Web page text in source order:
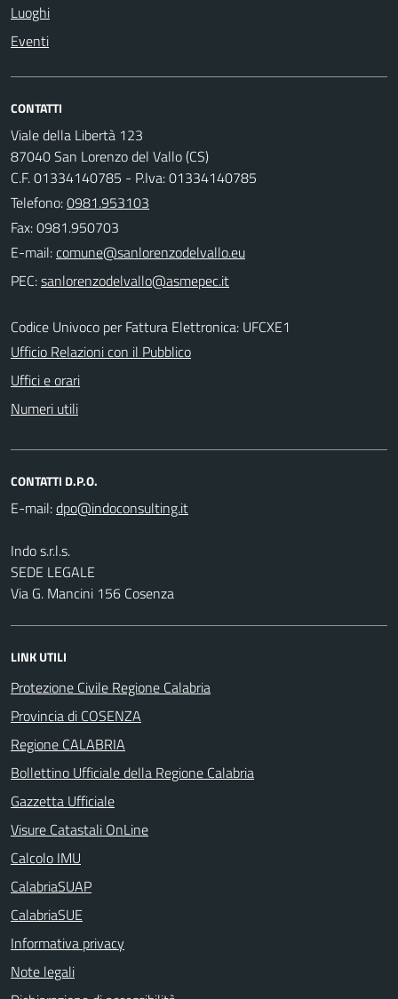
Luoghi
Eventi
CONTATTI
Viale della Libertà 123
87040 San Lorenzo del Vallo (CS)
C.F. 01334140785 - P.Iva: 01334140785
Telefono:0981.953103
Fax: 0981.950703
E-mail:
PEC:
Codice Univoco per Fattura Elettronica: UFCXE1
Ufficio Relazioni con il Pubblico
Uffici e orari
Numeri utili
CONTATTI D.P.O.
E-mail:
Indo s.r.l.s.
SEDE LEGALE
Via G. Mancini 156 Cosenza
LINK UTILI
Protezione Civile Regione Calabria
Provincia di COSENZA
Regione CALABRIA
Bollettino Ufficiale della Regione Calabria
Gazzetta Ufficiale
Visure Catastali OnLine
Calcolo IMU
CalabriaSUAP
CalabriaSUE
Informativa privacy
Note legali